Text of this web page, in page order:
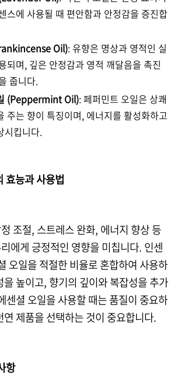
스에 사용될 때 편안함과 안정감을 증진합
Oil): 유향은 명상과 영적인 실
되며, 깊은 안정감과 영적 깨달음을 촉진
줍니다.
(Peppermint Oil): 페퍼민트 오일은 상쾌
주는 향이 특징이며, 에너지를 활성화하고
시킵니다.
효능과 사용법
조절, 스트레스 완화, 에너지 향상 등
에게 긍정적인 영향을 미칩니다. 인센
오일을 적절한 비율로 혼합하여 사용하
높이고, 향기의 깊이와 복잡성을 추가
센셜 오일을 사용할 때는 품질이 중요하
제품을 선택하는 것이 중요합니다.
항